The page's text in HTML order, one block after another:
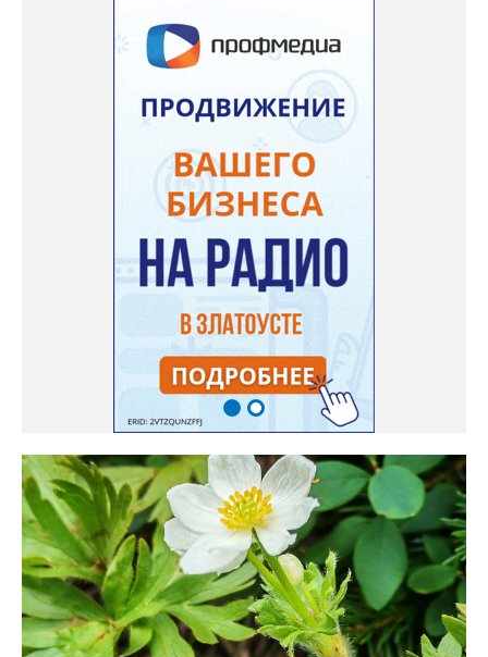
семян (на фото), - отметила «Златоуст.инфо» хозяйка частного
дома Екатерина Бойко. – Посадила вдоль забора, потому что
низины этот цветок не любит. Вот уже второй год растет и
радует меня. Соседи просят саженцы: аромат и до них
доносится. В конце лета собираю лаванду в пучки, сушу –
получаются букеты и саше одновременно. Лаванда широко
используется и в кулинарии». Семена, отметила собеседница
нашего портала, у неё были сорта «Вознесенская узколистная».
Только она хорошо зимует без укрытия. Всхожесть оказалась
на удивление хорошей: из пяти семян из каждой пачки четыре
взошли даже без стратификации. После покупки (по весне)
садовод советует сразу убрать семена в холодильник на два
месяца, а место посадки - мульчировать мелкой корой. Семена
самосевом в ней отлично прорастают. Если иногда срезать
сухие цветы и стряхивать семена вокруг куртины, лаванда
весной прорастет сама. Ещё один секрет – этот символ
Прованса не любит «вкусную» почву. Добавляйте в посадочную
яму гравий и песок – требуется хороший дренаж. В первый год
Екатерина рекомендует цветы убирать, чтобы силы куста
пошли на наращивание корневой системы. А со второго года
пусть лаванда цветёт во всю силу! Фото: Екатерина Бойко,
специально для «Златоуст.инфо». Обсуждение новости здесь
ВКОНТАКТЕ https://vk.com/newszlatoust74